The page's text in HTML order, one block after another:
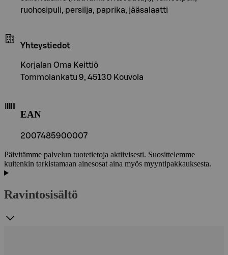
ruohosipuli, persilja, paprika, jääsalaatti
Yhteystiedot
Korjalan Oma Keittiö
Tommolankatu 9, 45130 Kouvola
EAN
2007485900007
Päivitämme palvelun tuotetietoja aktiivisesti. Suosittelemme
kuitenkin tarkistamaan ainesosat aina myös myyntipakkauksesta.
Ravintosisältö